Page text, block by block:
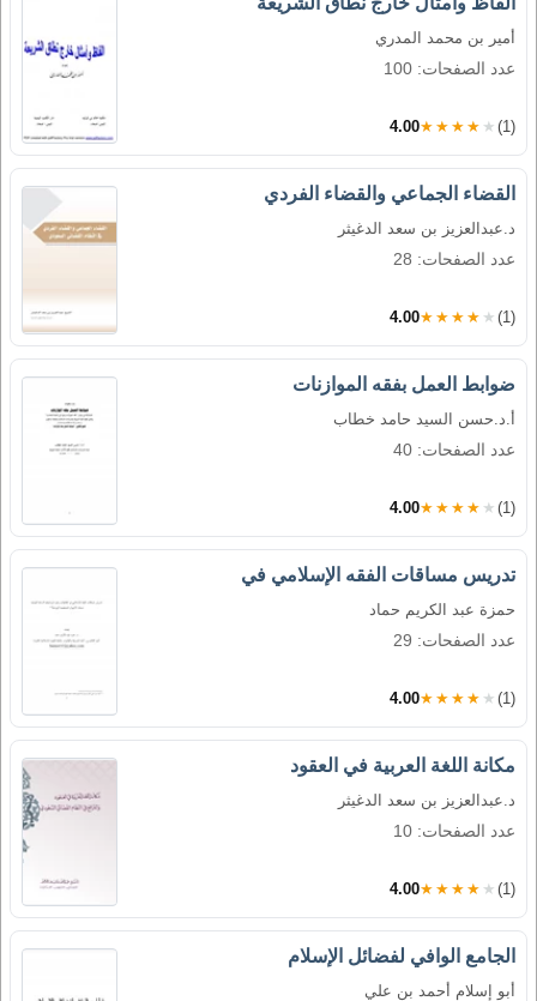
أمير بن محمد المدري
عدد الصفحات: 100
4.00★★★★★ (1)
القضاء الجماعي والقضاء الفردي
د.عبدالعزيز بن سعد الدغيثر
عدد الصفحات: 28
4.00★★★★★ (1)
ضوابط العمل بفقه الموازنات
أ.د.حسن السيد حامد خطاب
عدد الصفحات: 40
4.00★★★★★ (1)
تدريس مساقات الفقه الإسلامي في
حمزة عبد الكريم حماد
عدد الصفحات: 29
4.00★★★★★ (1)
مكانة اللغة العربية في العقود
د.عبدالعزيز بن سعد الدغيثر
عدد الصفحات: 10
4.00★★★★★ (1)
الجامع الوافي لفضائل الإسلام
أبو إسلام أحمد بن علي